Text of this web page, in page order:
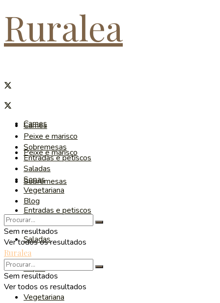
Ruralea
Carnes
Peixe e marisco
Sobremesas
Entradas e petiscos
Saladas
Sopas
Vegetariana
Carnes
Peixe e marisco
Sobremesas
Entradas e petiscos
Saladas
Sopas
Vegetariana
Blog
Sem resultados
Ver todos os resultados
Ruralea
Sem resultados
Ver todos os resultados